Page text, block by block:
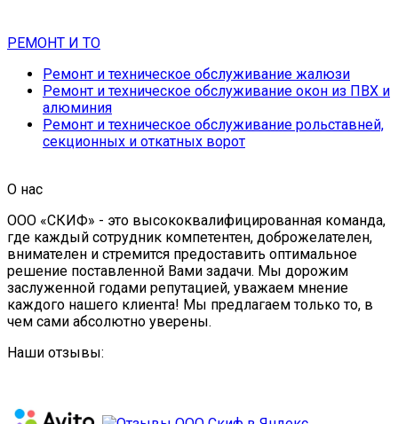
РЕМОНТ И ТО
Ремонт и техническое обслуживание жалюзи
Ремонт и техническое обслуживание окон из ПВХ и
алюминия
Ремонт и техническое обслуживание рольставней,
секционных и откатных ворот
О нас
ООО «СКИФ» - это высококвалифицированная команда,
где каждый сотрудник компетентен, доброжелателен,
внимателен и стремится предоставить оптимальное
решение поставленной Вами задачи. Мы дорожим
заслуженной годами репутацией, уважаем мнение
каждого нашего клиента! Мы предлагаем только то, в
чем сами абсолютно уверены.
Наши отзывы: